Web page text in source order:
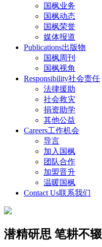
国枫业务
国枫动态
国枫荣誉
媒体报道
Publications出版物
国枫周刊
国枫视角
Responsibility社会责任
法律援助
社会救灾
捐资助学
其他公益
Careers工作机会
导言
加入国枫
团队合作
加盟晋升
温暖国枫
Contact Us联系我们
潜精研思 笔耕不辍